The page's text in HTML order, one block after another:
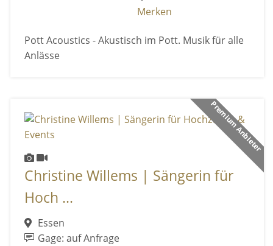
Merken
Pott Acoustics - Akustisch im Pott. Musik für alle
Anlässe
Premium Anbieter
Christine Willems | Sängerin für
Hoch ...
Essen
Gage: auf Anfrage